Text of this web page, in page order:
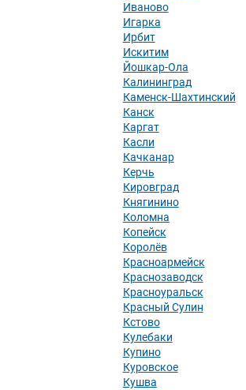
Иваново
Игарка
Ирбит
Искитим
Йошкар-Ола
Калининград
Каменск-Шахтинский
Канск
Каргат
Касли
Качканар
Керчь
Кировград
Княгинино
Коломна
Копейск
Королёв
Красноармейск
Краснозаводск
Красноуральск
Красный Сулин
Кстово
Кулебаки
Купино
Куровское
Кушва